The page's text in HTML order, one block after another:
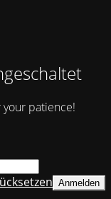
your patience!